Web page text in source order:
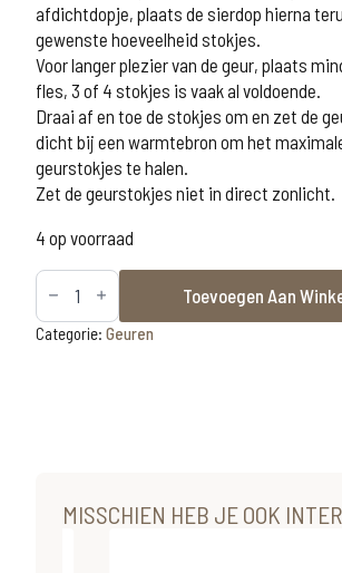
afdichtdopje, plaats de sierdop hierna
gewenste hoeveelheid stokjes.
Voor langer plezier van de geur, plaats
fles, 3 of 4 stokjes is vaak al voldoende.
Draai af en toe de stokjes om en zet de
dicht bij een warmtebron om het
geurstokjes te halen.
Zet de geurstokjes niet in direct zonlicht.
4 op voorraad
Riverdale
geurstokjes
Grapefruit
&
Toevoegen Aan
Categorie: Geuren
MISSCHIEN HEB JE OOK